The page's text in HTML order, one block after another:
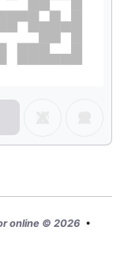
online © 2026 •